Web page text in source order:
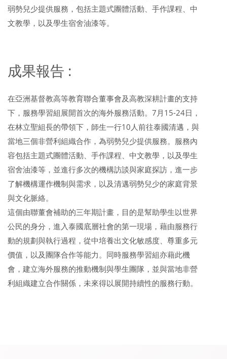
弱勢兒少提供服務，包括主題式團體活動、手作課程、中
文教學，以及學生宿舍油漆等。
成果報告 :
在亞洲基督教高等教育聯合董事會及高教深耕計畫的支持
下，服務學習組展開首次的海外服務活動。7月15-24日，
在林立聖組長的帶領下，師生一行10人前往泰國清邁，與
當地三個非營利組織合作，為弱勢兒少提供服務。服務內
容包括主題式團體活動、手作課程、中文教學，以及學生
宿舍油漆等，並進行多次的機構訪談與家庭探訪，進一步
了解機構運作機制與需求，以及清邁弱勢兒少的家庭背景
與文化脈絡。
這個由聯董會補助的三年期計畫，目的是幫助學生以世界
公民的身分，進入泰國底層社會的第一現場，藉由服務行
動的規劃與執行過程，從中培養出文化敏感度、尊重多元
價值，以及團隊合作等能力。同時服務學習組亦藉此機
會，建立海外服務的推動機制與學生團隊，並與當地非營
利組織建立合作關係，未來得以展開持續性的服務行動。